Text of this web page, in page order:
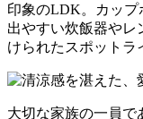
印象のLDK。カップ
出やすい炊飯器やレ
けられたスポットラ
大切な家族の一員で